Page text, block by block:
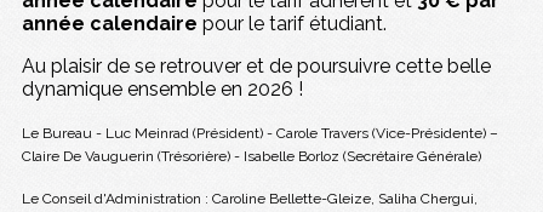
année calendaire pour le tarif étudiant.
Au plaisir de se retrouver et de poursuivre cette belle
dynamique ensemble en 2026 !
Le Bureau - Luc Meinrad (Président) - Carole Travers (Vice-Présidente) –
Claire De Vauguerin (Trésorière) - Isabelle Borloz (Secrétaire Générale)
Le Conseil d'Administration : Caroline Bellette-Gleize, Saliha Chergui,